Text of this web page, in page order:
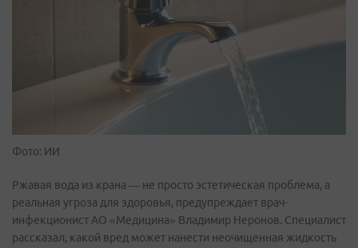
Фото: ИИ
Ржавая вода из крана — не просто эстетическая проблема, а
реальная угроза для здоровья, предупреждает врач-
инфекционист АО «Медицина» Владимир Неронов. Специалист
рассказал, какой вред может нанести неочищенная жидкость